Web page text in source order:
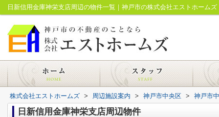
日新信用金庫神栄支店周辺の物件一覧｜神戸市の株式会社エストホームズ
株式会社エストホームズ > 周辺施設案内 > 神戸市中央区 > 神戸市
日新信用金庫神栄支店周辺物件